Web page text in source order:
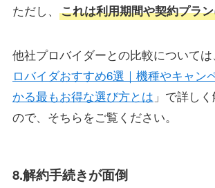
ただし、 これは利用期間や契約プラ
他社プロバイダーとの比較については
ロバイダおすすめ6選｜機種やキャン
かる最もお得な選び方とは 」で詳し
ので、そちらをご覧ください。
8.解約手続きが面倒